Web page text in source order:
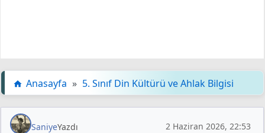
Anasayfa » 5. Sınıf Din Kültürü ve Ahlak Bilgisi
SaniyeYazdı 2 Haziran 2026, 22:53